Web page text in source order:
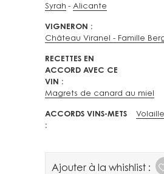
Syrah
Alicante
VIGNERON
Château Viranel - Famille
RECETTES EN
ACCORD AVEC CE
VIN
Magrets de canard au miel
ACCORDS VINS-METS Volaille
Ajouter à la whishlist :